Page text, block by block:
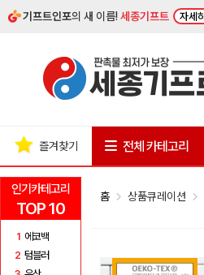
기프트인포의 새 이름!세종기프트 자세히
인기카테고리
TOP 10
1 에코백
2 텀블러
즐겨찾기 전체 카테고리
홈 상품큐레이션